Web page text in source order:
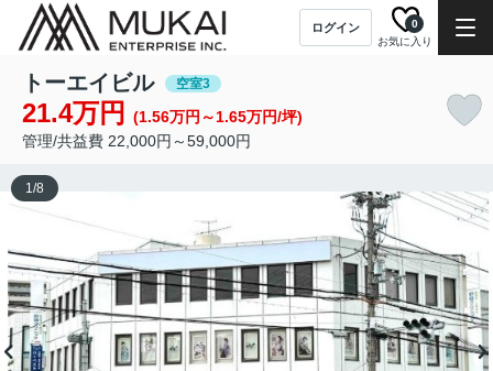
ログイン
お気に入り
0
トーエイビル 空室3
21.4万円
(1.56万円～1.65万円/坪)
管理/共益費 22,000円～59,000円
1/8